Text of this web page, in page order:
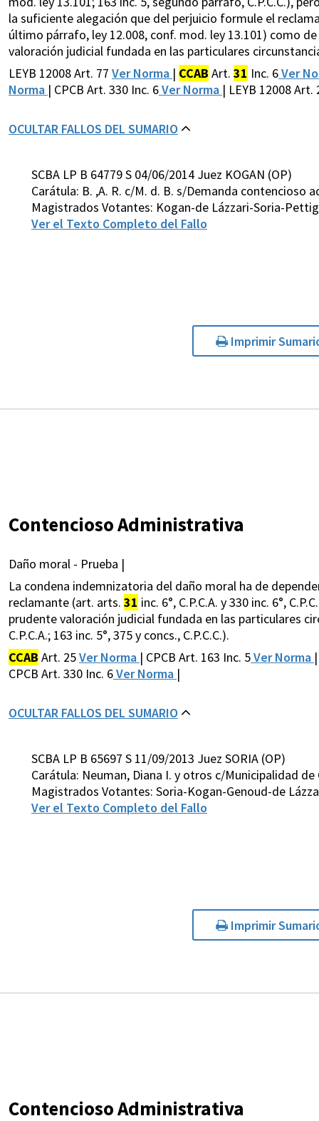
la suficiente alegación que del perjuicio formule el
último párrafo, ley 12.008, conf. mod. ley 13.101) como
valoración judicial fundada en las particulares
LEYB 12008 Art. 77 Ver Norma | CCAB Art. 31 Inc. 6Ver
Norma | CPCB Art. 330 Inc. 6Ver Norma | LEYB 12008 Art.
OCULTAR FALLOS DEL SUMARIO
SCBA LP B 64779 S 04/06/2014 Juez KOGAN (OP)
Carátula: B. ,A. R. c/M. d. B. s/Demanda contencioso
Magistrados Votantes: Kogan-de Lázzari-Soria-
Ver el Texto Completo del Fallo
Imprimir
Contencioso Administrativa
Daño moral - Prueba |
La condena indemnizatoria del daño moral ha de
reclamante (art. arts. 31 inc. 6°, C.P.C.A. y 330 inc. 6°,
prudente valoración judicial fundada en las particulares
C.P.C.A.; 163 inc. 5°, 375 y concs., C.P.C.C.).
CCAB Art. 25Ver Norma | CPCB Art. 163 Inc. 5Ver Norma
CPCB Art. 330 Inc. 6Ver Norma |
OCULTAR FALLOS DEL SUMARIO
SCBA LP B 65697 S 11/09/2013 Juez SORIA (OP)
Carátula: Neuman, Diana I. y otros c/Municipalidad
Magistrados Votantes: Soria-Kogan-Genoud-de
Ver el Texto Completo del Fallo
Imprimir
Contencioso Administrativa